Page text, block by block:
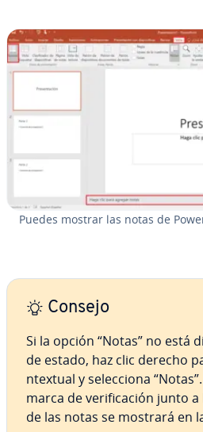
Puedes mostrar las notas de
Consejo
Si la opción “Notas” no está
de estado, haz clic derecho
n­te­x­tual y se­le­c­cio­na
marca de ve­ri­fi­ca­ción junto
de las notas se mostrará en